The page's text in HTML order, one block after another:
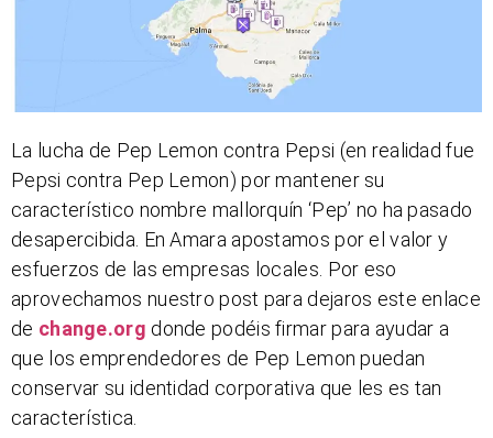
La lucha de Pep Lemon contra Pepsi (en realidad fue
Pepsi contra Pep Lemon) por mantener su
característico nombre mallorquín ‘Pep’ no ha pasado
desapercibida. En Amara apostamos por el valor y
esfuerzos de las empresas locales. Por eso
aprovechamos nuestro post para dejaros este enlace
de change.org donde podéis firmar para ayudar a
que los emprendedores de Pep Lemon puedan
conservar su identidad corporativa que les es tan
característica.